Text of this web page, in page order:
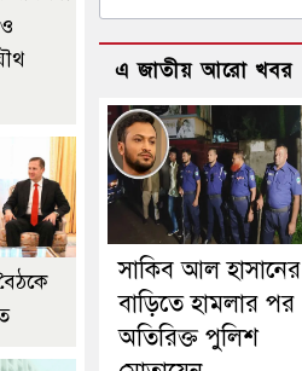
এ জাতীয় আরো খবর
সাকিব আল হাসানের
বাড়িতে হামলার পর
অতিরিক্ত পুলিশ
বৈঠকে